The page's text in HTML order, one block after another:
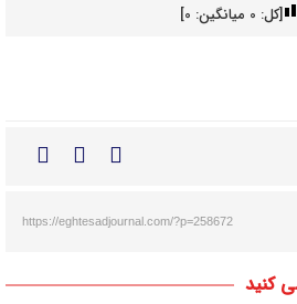
[کل: 0میانگین: 0
]
https://eghtesadjournal.com/?p=258672
کنید